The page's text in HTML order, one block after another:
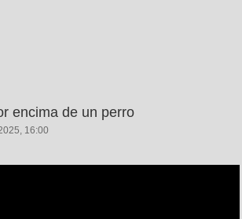
encima de un perro
16:00